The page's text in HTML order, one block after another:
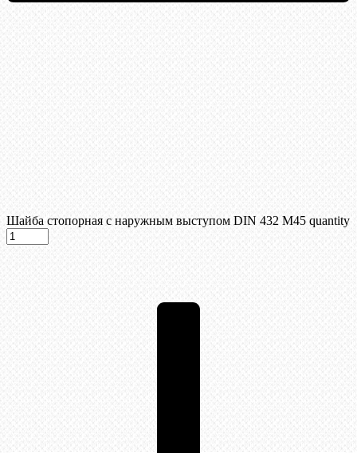
Шайба стопорная с наружным выступом DIN 432 М45 quantity